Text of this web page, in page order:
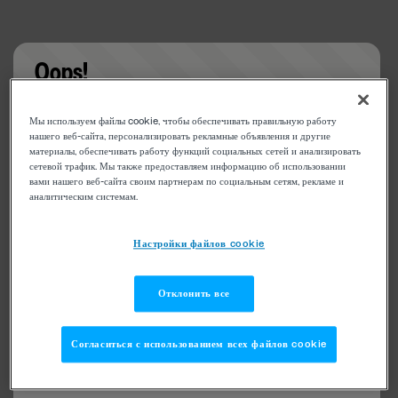
Oops!
Something went wrong. Please try refreshing the
app
Мы используем файлы cookie, чтобы обеспечивать правильную работу
нашего веб-сайта, персонализировать рекламные объявления и другие
материалы, обеспечивать работу функций социальных сетей и анализировать
сетевой трафик. Мы также предоставляем информацию об использовании
вами нашего веб-сайта своим партнерам по социальным сетям, рекламе и
аналитическим системам.
Настройки файлов cookie
Отклонить все
Согласиться с использованием всех файлов cookie